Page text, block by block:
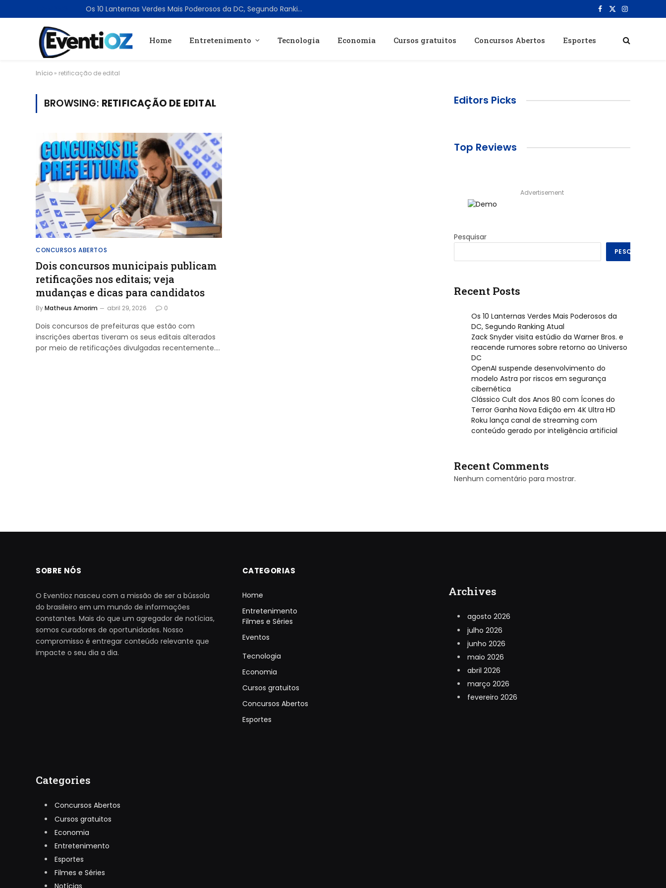
Os 10 Lanternas Verdes Mais Poderosos da DC, Segundo Ranking Atual Facebook
X
Instagram
Home Entretenimento Tecnologia Economia Cursos gratuitos Concursos Abertos Esportes
Início » retificação de edital
BROWSING: RETIFICAÇÃO DE EDITAL
CONCURSOS ABERTOS
Dois concursos municipais publicam
retificações nos editais; veja
mudanças e dicas para candidatos
ByMatheus Amorim abril 29, 2026 0
Dois concursos de prefeituras que estão com
inscrições abertas tiveram os seus editais alterados
por meio de retificações divulgadas recentemente.…
Editors Picks
Top Reviews
Advertisement
Pesquisar
PESQUISAR
Recent Posts
Os 10 Lanternas Verdes Mais Poderosos da
DC, Segundo Ranking Atual
Zack Snyder visita estúdio da Warner Bros. e
reacende rumores sobre retorno ao Universo
DC
OpenAI suspende desenvolvimento do
modelo Astra por riscos em segurança
cibernética
Clássico Cult dos Anos 80 com Ícones do
Terror Ganha Nova Edição em 4K Ultra HD
Roku lança canal de streaming com
conteúdo gerado por inteligência artificial
Recent Comments
Nenhum comentário para mostrar.
SOBRE NÓS
O Eventioz nasceu com a missão de ser a bússola
do brasileiro em um mundo de informações
constantes. Mais do que um agregador de notícias,
somos curadores de oportunidades. Nosso
compromisso é entregar conteúdo relevante que
impacte o seu dia a dia.
CATEGORIAS
Home
Entretenimento
Filmes e Séries
Eventos
Tecnologia
Economia
Cursos gratuitos
Concursos Abertos
Esportes
Archives
agosto 2026
julho 2026
junho 2026
maio 2026
abril 2026
março 2026
fevereiro 2026
Categories
Concursos Abertos
Cursos gratuitos
Economia
Entretenimento
Esportes
Filmes e Séries